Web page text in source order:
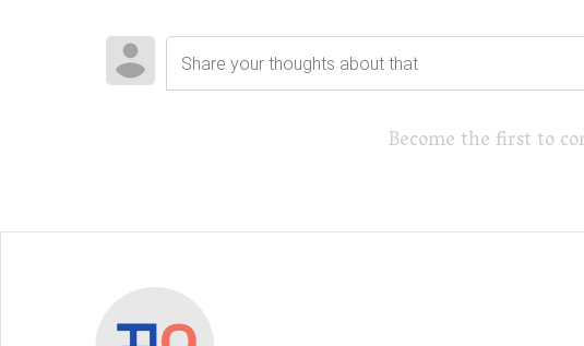
Become the first to